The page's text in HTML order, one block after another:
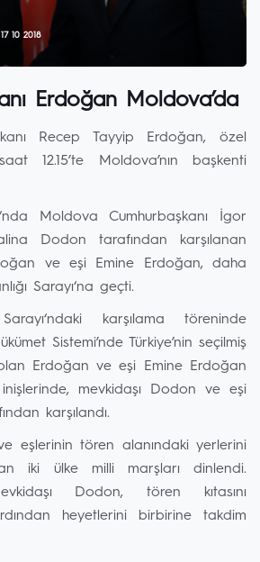
17 10 2018
Erdoğan Moldova’da
Recep Tayyip Erdoğan, özel
12.15’te Moldova’nın başkenti
Moldova Cumhurbaşkanı İgor
Dodon tarafından karşılanan
ve eşi Emine Erdoğan, daha
Sarayı‘na geçti.
Sarayı‘ndaki karşılama töreninde
Sistemi’nde Türkiye’nin seçilmiş
Erdoğan ve eşi Emine Erdoğan
mevkidaşı Dodon ve eşi
karşılandı.
ve eşlerinin tören alanındaki yerlerini
iki ülke milli marşları dinlendi.
Dodon, tören kıtasını
heyetlerini birbirine takdim